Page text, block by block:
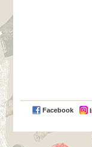
Facebook